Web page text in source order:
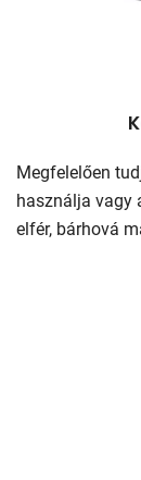
Megfelelően
használja vagy
elfér, bárhová